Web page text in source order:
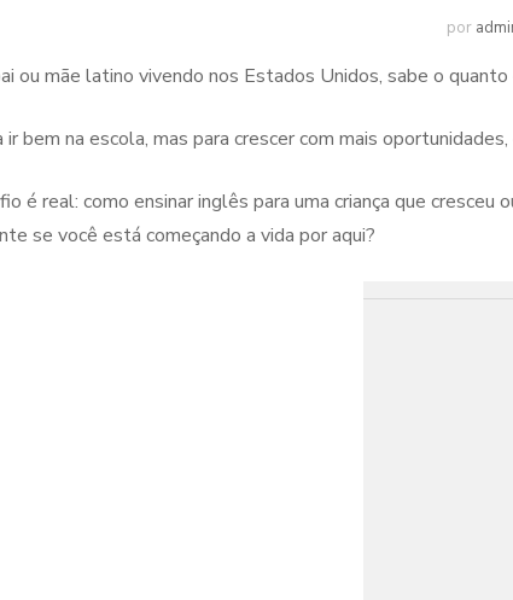
por
ou mãe latino vivendo nos Estados Unidos, sabe o
ir bem na escola, mas para crescer com mais
é real: como ensinar inglês para uma criança que
se você está começando a vida por aqui?